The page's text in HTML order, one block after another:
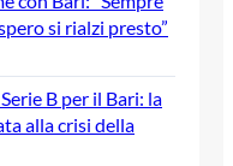
si rialzi presto”
B per il Bari: la
alla crisi della